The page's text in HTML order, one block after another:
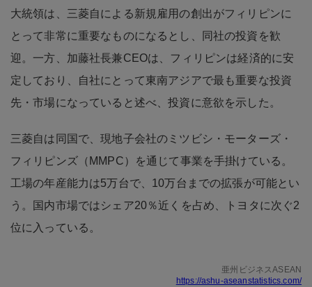
大統領は、三菱自による新規雇用の創出がフィリピンに
とって非常に重要なものになるとし、同社の投資を歓
迎。一方、加藤社長兼CEOは、フィリピンは経済的に安
定しており、自社にとって東南アジアで最も重要な投資
先・市場になっていると述べ、投資に意欲を示した。
三菱自は同国で、現地子会社のミツビシ・モーターズ・
フィリピンズ（MMPC）を通じて事業を手掛けている。
工場の年産能力は5万台で、10万台までの拡張が可能とい
う。国内市場ではシェア20％近くを占め、トヨタに次ぐ2
位に入っている。
亜州ビジネスASEAN
https://ashu-aseanstatistics.com/